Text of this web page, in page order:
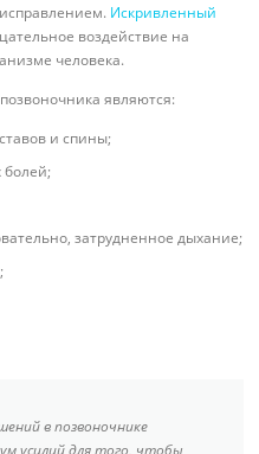
Искривленный
воздействие на
человека.
позвоночника являются:
и спины;
болей;
затрудненное дыхание;
в позвоночнике